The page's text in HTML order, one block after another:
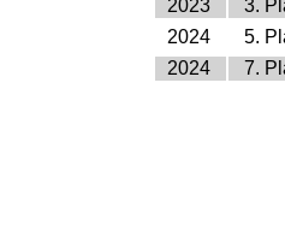
2023
3.
2024
5.
2024
7.